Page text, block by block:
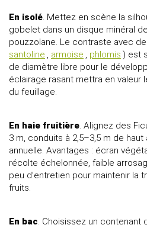
En isolé. Mettez en scène la
gobelet dans un disque minéral
pouzzolane. Le contraste avec
santoline , armoise , phlomis ) est
de diamètre libre pour le
éclairage rasant mettra en
du feuillage.
En haie fruitière. Alignez des
3 m, conduits à 2,5–3,5 m de
annuelle. Avantages : écran
récolte échelonnée, faible
peu d’entretien pour maintenir la
fruits.
En bac. Choisissez un contenant